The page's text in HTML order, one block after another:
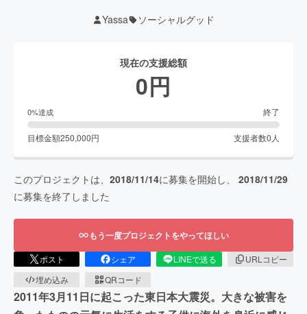
Yassa ソーシャルグッド
現在の支援総額
0円
0%達成 終了
目標金額250,000円 支援者数0 人
このプロジェクトは、 2018/11/14に募集を開始し、 2018/11/29
に募集を終了しました
もう一度プロジェクトをやってほしい
ポスト シェア LINEで送る
URLコピー
埋め込み
QRコード
2011年3月11日に起こった東日本大震災。大きな被害を